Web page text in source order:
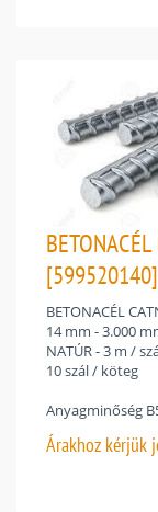
[599520140]
BETONACÉL
14 mm - 3.000
NATÚR - 3 m /
10 szál / köteg
Anyagminőség
Árakhoz kérjük